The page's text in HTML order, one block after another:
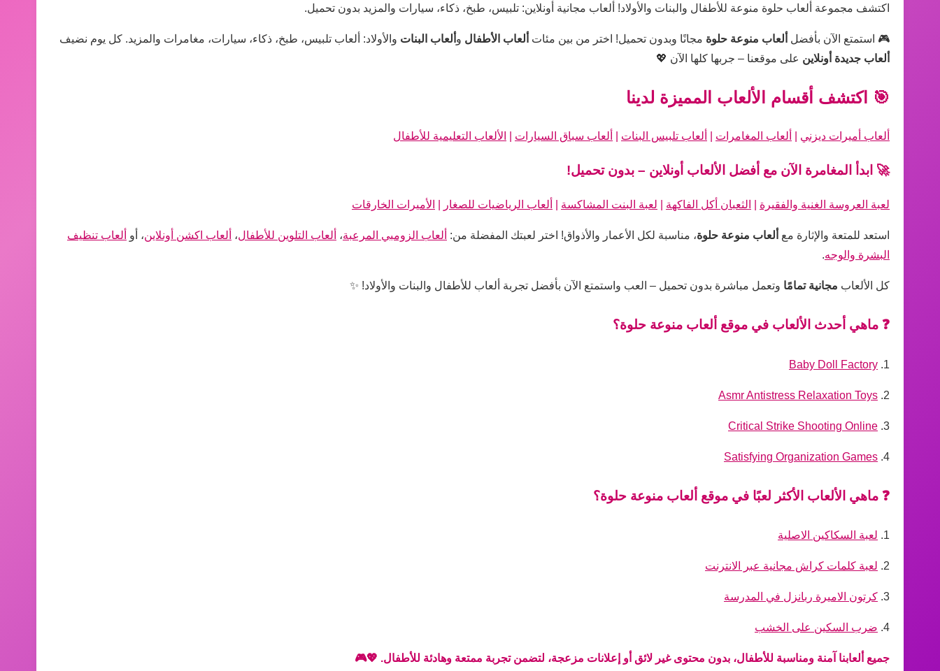
اكتشف مجموعة ألعاب حلوة منوعة للأطفال والبنات والأولاد! ألعاب مجانية أونلاين: تلبيس، طبخ، ذكاء، سيارات والمزيد بدون تحميل.
🎮 استمتع الآن بأفضل ألعاب منوعة حلوة مجانًا وبدون تحميل! اختر من بين مئات ألعاب الأطفال و ألعاب البنات والأولاد: ألعاب تلبيس، طبخ، ذكاء، سيارات، مغامرات والمزيد. كل يوم نضيف
ألعاب جديدة أونلاين على موقعنا – جربها كلها الآن 💖
🎯 اكتشف أقسام الألعاب المميزة لدينا
ألعاب أميرات ديزني ألعاب المغامرات ألعاب تلبيس البنات ألعاب سباق السيارات الألعاب التعليمية للأطفال
🚀 ابدأ المغامرة الآن مع أفضل الألعاب أونلاين – بدون تحميل!
لعبة العروسة الغنية والفقيرة الثعبان أكل الفاكهة لعبة البنت المشاكسة ألعاب الرياضيات للصغار الأميرات الخارقات
استعد للمتعة والإثارة مع ألعاب منوعة حلوة، مناسبة لكل الأعمار والأذواق! اختر لعبتك المفضلة من: ألعاب الزومبي المرعبة، ألعاب التلوين للأطفال، ألعاب اكشن أونلاين، أو ألعاب تنظيف
البشرة والوجه.
كل الألعاب مجانية تمامًا وتعمل مباشرة بدون تحميل – العب واستمتع الآن بأفضل تجربة ألعاب للأطفال والبنات والأولاد! ✨
❓ ماهي أحدث الألعاب في موقع ألعاب منوعة حلوة؟
1.
Baby Doll Factory
2.
Asmr Antistress Relaxation Toys
3.
Critical Strike Shooting Online
4.
Satisfying Organization Games
❓ ماهي الألعاب الأكثر لعبًا في موقع ألعاب منوعة حلوة؟
1. لعبة السكاكين الاصلية
2. لعبة كلمات كراش مجانية عبر الانترنت
3. كرتون الاميرة ربانزل في المدرسة
4. ضرب السكين على الخشب
جميع ألعابنا آمنة ومناسبة للأطفال، بدون محتوى غير لائق أو إعلانات مزعجة، لتضمن تجربة ممتعة وهادئة للأطفال. 💖🎮